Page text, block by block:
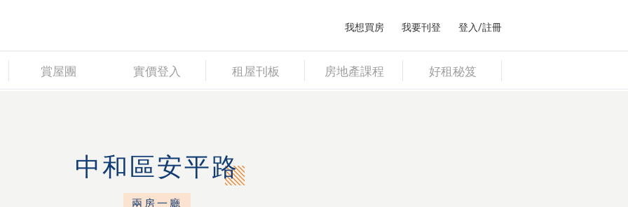
我想買房 我要刊登 登入/註冊
賞屋團 實價登入 租屋刊板 房地產課程 好租秘笈
中和區安平路
兩房一廳